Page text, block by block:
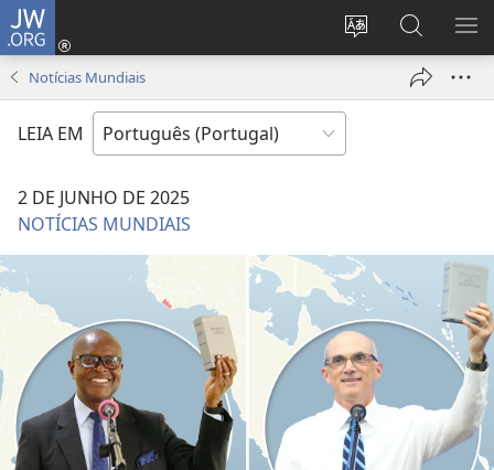
JW.ORG
Alterar
Entrar
(abre
janela)
Pesquisar
no
Site
Notícias Mundiais
LEIA EM
2 DE JUNHO DE 2025
NOTÍCIAS MUNDIAIS